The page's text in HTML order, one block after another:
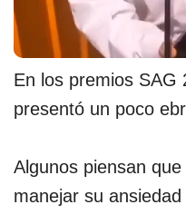
En los premios SAG
presentó un poco
Algunos piensan
manejar su